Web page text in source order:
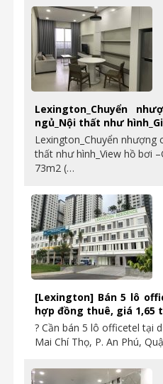
Lexington_Chuyển
ngủ_Nội thất như
Lexington_Chuyển nhượng
thất như hình_View hồ bơi
73m2 (…
[Lexington] Bán 5 lô
hợp đồng thuê, giá 1,65
? Cần bán 5 lô officetel tại
Mai Chí Thọ, P. An Phú,